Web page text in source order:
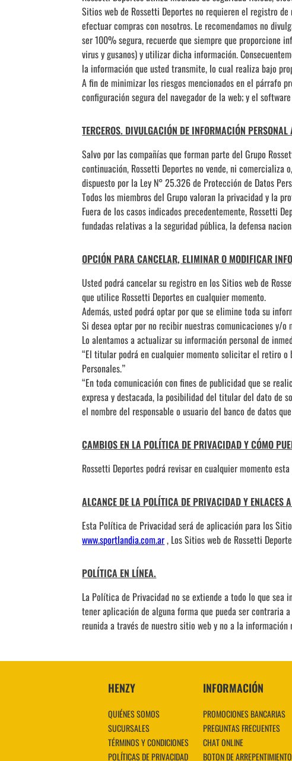
Sitios web de Rossetti Deportes no requieren el registro
efectuar compras con nosotros. Le recomendamos no
ser 100% segura, recuerde que siempre que proporcione
virus y gusanos) y utilizar dicha información.
la información que usted transmite, lo cual realiza bajo
A fin de minimizar los riesgos mencionados en el párrafo
configuración segura del navegador de la web; y el
TERCEROS. DIVULGACIÓN DE INFORMACIÓN PERSONAL
Salvo por las compañías que forman parte del Grupo
continuación, Rossetti Deportes no vende, ni
dispuesto por la Ley N° 25.326 de Protección de Datos
Todos los miembros del Grupo valoran la privacidad y la
Fuera de los casos indicados precedentemente, Rossetti
fundadas relativas a la seguridad pública, la defensa
OPCIÓN PARA CANCELAR, ELIMINAR O MODIFICAR
Usted podrá cancelar su registro en los Sitios web de
que utilice Rossetti Deportes en cualquier momento.
Además, usted podrá optar por que se elimine toda su
Si desea optar por no recibir nuestras comunicaciones
Lo alentamos a actualizar su información personal de
“El titular podrá en cualquier momento solicitar el retiro o
Personales.”
“En toda comunicación con fines de publicidad que se
expresa y destacada, la posibilidad del titular del dato de
el nombre del responsable o usuario del banco de datos
CAMBIOS EN LA POLÍTICA DE PRIVACIDAD Y CÓMO
Rossetti Deportes podrá revisar en cualquier momento
ALCANCE DE LA POLÍTICA DE PRIVACIDAD Y ENLACES A
Esta Política de Privacidad será de aplicación para los
www.sportlandia.com.ar, Los Sitios web de Rossetti
POLÍTICA EN LÍNEA.
La Política de Privacidad no se extiende a todo lo que
tener aplicación de alguna forma que pueda ser
reunida a través de nuestro sitio web y no a la
HENZY
QUIÉNES SOMOS
SUCURSALES
TÉRMINOS Y CONDICIONES
POLÍTICAS DE PRIVACIDAD
INFORMACIÓN
PROMOCIONES BANCARIAS
PREGUNTAS FRECUENTES
CHAT ONLINE
BOTON DE ARREPENTIMIENTO